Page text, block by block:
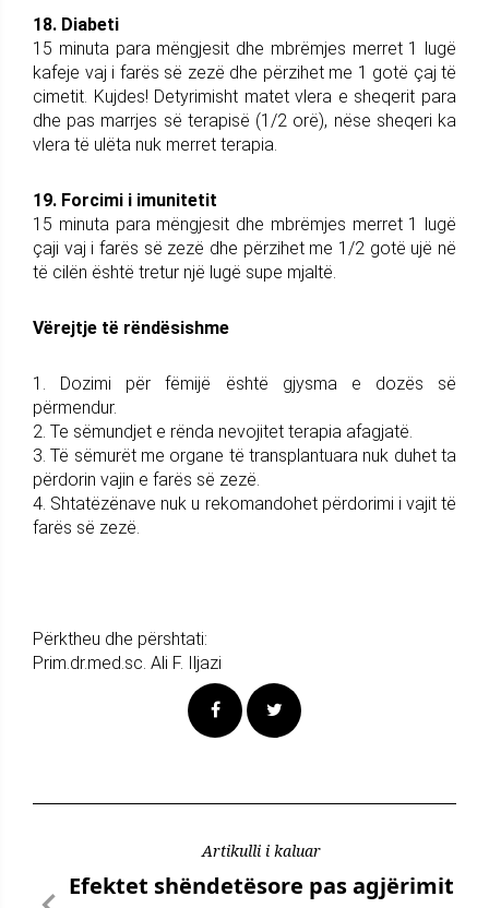
18. Diabeti
15 minuta para mëngjesit dhe mbrëmjes merret 1 lugë
kafeje vaj i farës së zezë dhe përzihet me 1 gotë çaj të
cimetit. Kujdes! Detyrimisht matet vlera e sheqerit para
dhe pas marrjes së terapisë (1/2 orë), nëse sheqeri ka
vlera të ulëta nuk merret terapia.
19. Forcimi i imunitetit
15 minuta para mëngjesit dhe mbrëmjes merret 1 lugë
çaji vaj i farës së zezë dhe përzihet me 1/2 gotë ujë në
të cilën është tretur një lugë supe mjaltë.
Vërejtje të rëndësishme
1. Dozimi për fëmijë është gjysma e dozës së
përmendur.
2. Te sëmundjet e rënda nevojitet terapia afagjatë.
3. Të sëmurët me organe të transplantuara nuk duhet ta
përdorin vajin e farës së zezë.
4. Shtatëzënave nuk u rekomandohet përdorimi i vajit të
farës së zezë.
Përktheu dhe përshtati:
Prim.dr.med.sc. Ali F. Iljazi
Artikulli i kaluar
Efektet shëndetësore pas agjërimit